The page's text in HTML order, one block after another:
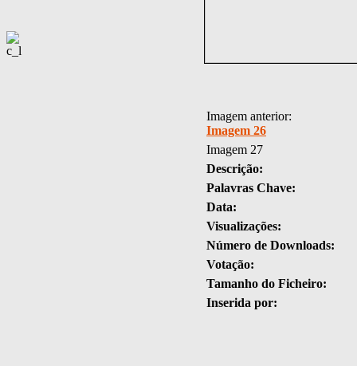
Imagem anterior:
Imagem 26
Imagem 27
Descrição:
Palavras Chave:
Data:
Visualizações:
Número de Downloads:
Votação:
Tamanho do Ficheiro:
Inserida por: